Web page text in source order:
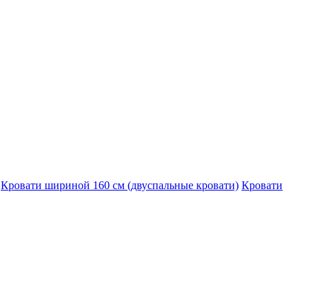
Кровати шириной 160 см (двуспальные кровати) Кровати